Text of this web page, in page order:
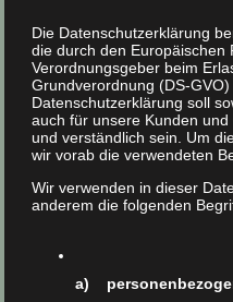
Diese
Die Datenschutzerklärung
die durch den Europäischen
Verordnungsgeber beim
Grundverordnung (DS-
Datenschutzerklärung soll
auch für unsere Kunden
und verständlich sein. Um
wir vorab die verwendeten
Wir verwenden in dieser
anderem die folgenden
a)